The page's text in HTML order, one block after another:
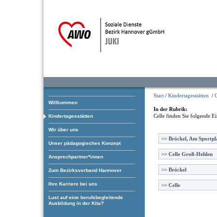
Willkommen
Kindertagesstätten
Wir über uns
Unser pädagogisches Konzept
Ansprechpartner*innen
Zum Bezirksverband Hannover
Ihre Karriere bei uns
Lust auf eine berufsbegleitende
Ausbildung in der Kita?
Start / Kindertagesstätten /
In der Rubrik:
Celle finden Sie folgende
>> Bröckel, Am
>> Celle Groß-Hehlen
>> Bröckel
>> Celle